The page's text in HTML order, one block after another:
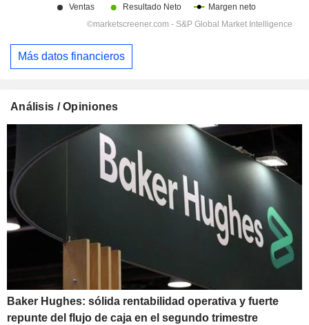
Más datos financieros
Análisis / Opiniones
Baker Hughes: sólida rentabilidad operativa y fuerte
repunte del flujo de caja en el segundo trimestre